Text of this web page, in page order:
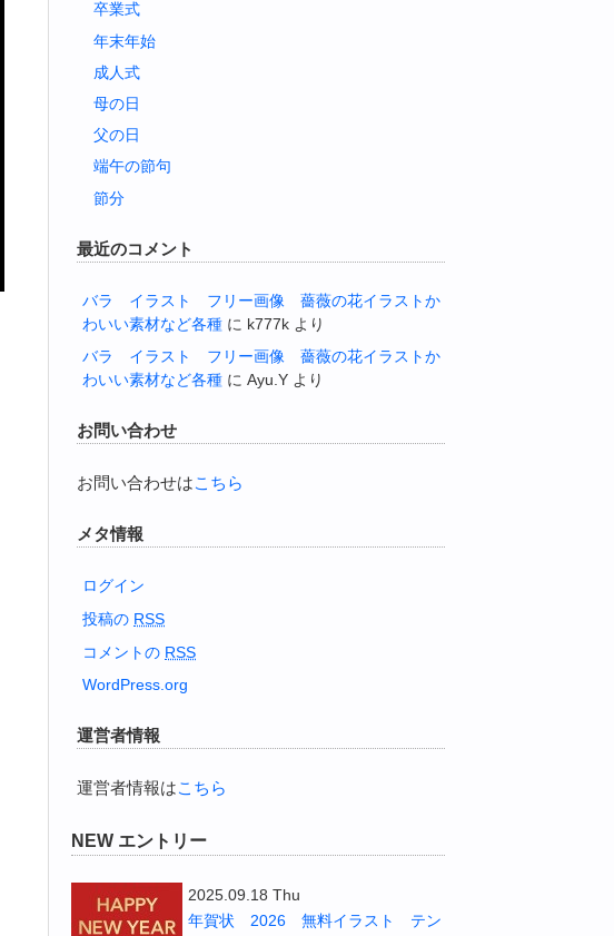
卒業式
年末年始
成人式
母の日
父の日
端午の節句
節分
最近のコメント
バラ イラスト フリー画像 薔薇の花イラストか
わいい素材など各種 に k777k より
バラ イラスト フリー画像 薔薇の花イラストか
わいい素材など各種 に Ayu.Y より
お問い合わせ
お問い合わせはこちら
メタ情報
ログイン
投稿の RSS
コメントの RSS
WordPress.org
運営者情報
運営者情報はこちら
NEW エントリー
2025.09.18 Thu
年賀状 2026 無料イラスト テン